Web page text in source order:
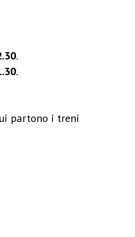
.
.
partono i treni